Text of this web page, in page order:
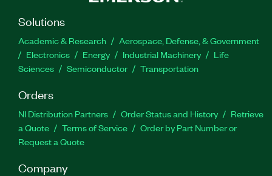
Solutions
Academic & Research
Aerospace, Defense, & Government
Electronics
Energy Industrial Machinery
Life
Sciences
Semiconductor Transportation
Orders
NI Distribution Partners Order Status and History
Retrieve
a Quote
Terms of Service
Order by Part Number or
Request a Quote
Company